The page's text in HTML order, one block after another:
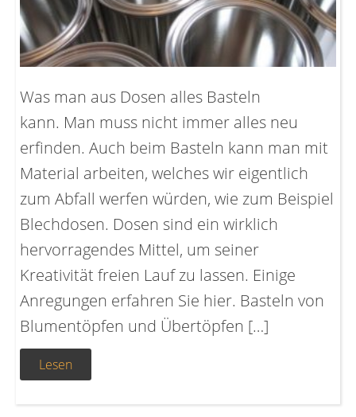
Was man aus Dosen alles Basteln
kann. Man muss nicht immer alles neu
erfinden. Auch beim Basteln kann man mit
Material arbeiten, welches wir eigentlich
zum Abfall werfen würden, wie zum Beispiel
Blechdosen. Dosen sind ein wirklich
hervorragendes Mittel, um seiner
Kreativität freien Lauf zu lassen. Einige
Anregungen erfahren Sie hier. Basteln von
Blumentöpfen und Übertöpfen […]
Lesen